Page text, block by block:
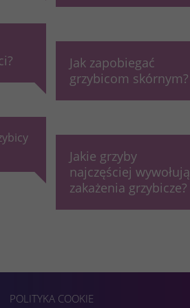
Jak zapobiegać
grzybicom skórnym?
Jakie grzyby
najczęściej wywołują
zakażenia grzybicze?
POLITYKA COOKIE